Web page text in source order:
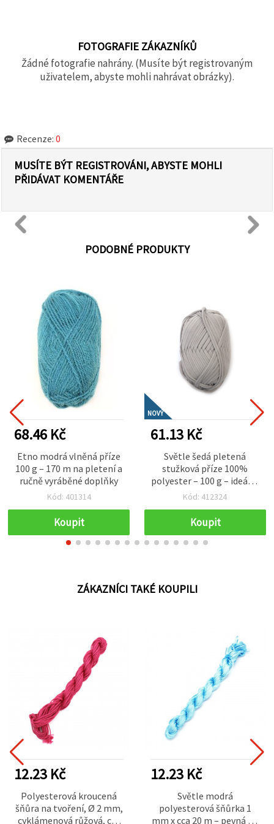
FOTOGRAFIE ZÁKAZNÍKŮ
Žádné fotografie nahrány. (Musíte být registrovaným
uživatelem, abyste mohli nahrávat obrázky).
Recenze: 0
MUSÍTE BÝT REGISTROVÁNI, ABYSTE MOHLI
PŘIDÁVAT KOMENTÁŘE
PODOBNÉ PRODUKTY
68.46 Kč
Etno modrá vlněná příze
100 g – 170 m na pletení a
ručně vyráběné doplňky
Kód: 401314
Koupit
NOVÝ
61.13 Kč
Světle šedá pletená
stužková příze 100%
polyester – 100 g – ideální
na háčkování, pletení a
Kód: 412324
Koupit
ZÁKAZNÍCI TAKÉ KOUPILI
12.23 Kč
Polyesterová kroucená
šňůra na tvoření, Ø 2 mm,
cyklámenová růžová, cca
12.23 Kč
Světle modrá
polyesterová šňůrka 1
mm x cca 20 m – pevná na